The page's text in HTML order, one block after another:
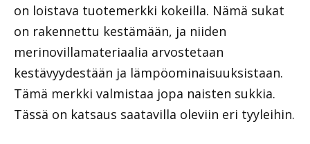
on loistava tuotemerkki kokeilla. Nämä sukat
on rakennettu kestämään, ja niiden
merinovillamateriaalia arvostetaan
kestävyydestään ja lämpöominaisuuksistaan.
Tämä merkki valmistaa jopa naisten sukkia.
Tässä on katsaus saatavilla oleviin eri tyyleihin.